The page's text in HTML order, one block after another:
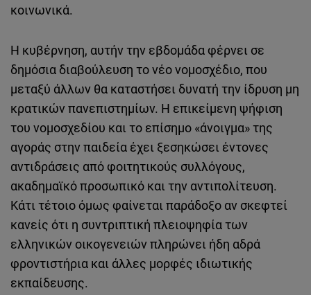
κοινωνικά.
Η κυβέρνηση, αυτήν την εβδομάδα φέρνει σε
δημόσια διαβούλευση το νέο νομοσχέδιο, που
μεταξύ άλλων θα καταστήσει δυνατή την ίδρυση μη
κρατικών πανεπιστημίων. Η επικείμενη ψήφιση
του νομοσχεδίου και το επίσημο «άνοιγμα» της
αγοράς στην παιδεία έχει ξεσηκώσει έντονες
αντιδράσεις από φοιτητικούς συλλόγους,
ακαδημαϊκό προσωπικό και την αντιπολίτευση.
Κάτι τέτοιο όμως φαίνεται παράδοξο αν σκεφτεί
κανείς ότι η συντριπτική πλειοψηφία των
ελληνικών οικογενειών πληρώνει ήδη αδρά
φροντιστήρια και άλλες μορφές ιδιωτικής
εκπαίδευσης.
Podigee
D.Vinci
Embed
Typeform
Embed